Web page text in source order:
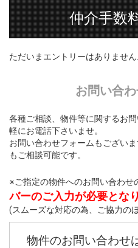
仲介手数
ただいまエントリーはありません
お問い合
各種ご相談、物件等に関するお
軽にお電話下さいませ。
お問い合わせフォームもござい
もご相談可能です。
※ご指定の物件へのお問い合わせ
バーのご入力が必要とな
(スムーズな対応の為、ご協力の
物件のお問い合わせ